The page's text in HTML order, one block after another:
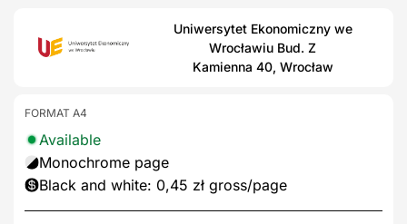
Uniwersytet Ekonomiczny we
Wrocławiu Bud. Z
Kamienna 40, Wrocław
FORMAT A4
Available
Monochrome page
Black and white: 0,45 zł gross/page